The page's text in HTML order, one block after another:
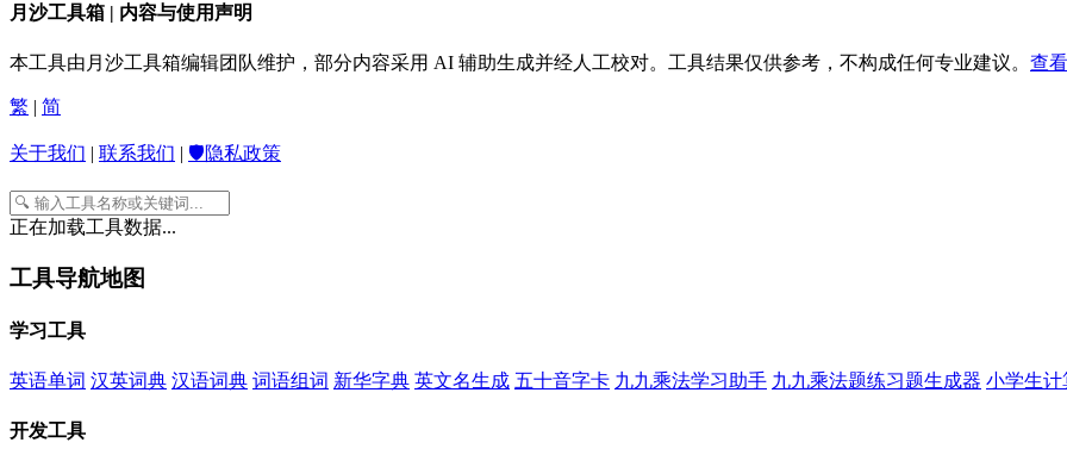
月沙工具箱 | 内容与使用声明
本工具由月沙工具箱编辑团队维护，部分内容采用 AI 辅助生成并经人工校对。工具结果仅供参考，不构成任何专业建议。 查
繁 | 简
关于我们 | 联系我们 | 🛡️隐私政策
正在加载工具数据...
工具导航地图
学习工具
英语单词 汉英词典 汉语词典 词语组词 新华字典 英文名生成 五十音字卡 九九乘法学习助手 九九乘法题练习题生成器 小学生计
开发工具